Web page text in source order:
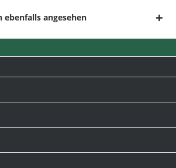
·
ebenfalls angesehen